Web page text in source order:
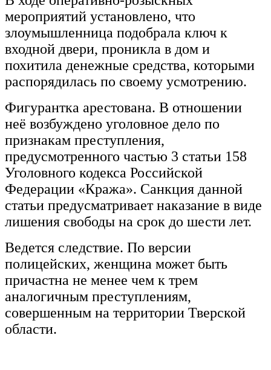
мероприятий установлено, что
злоумышленница подобрала ключ к
входной двери, проникла в дом и
похитила денежные средства, которыми
распорядилась по своему усмотрению.
Фигурантка арестована. В отношении
неё возбуждено уголовное дело по
признакам преступления,
предусмотренного частью 3 статьи 158
Уголовного кодекса Российской
Федерации «Кража». Санкция данной
статьи предусматривает наказание в виде
лишения свободы на срок до шести лет.
Ведется следствие. По версии
полицейских, женщина может быть
причастна не менее чем к трем
аналогичным преступлениям,
совершенным на территории Тверской
области.